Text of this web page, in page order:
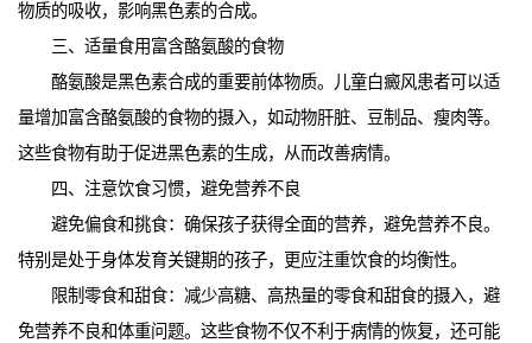
物质的吸收，影响黑色素的合成。
三、适量食用富含酪氨酸的食物
酪氨酸是黑色素合成的重要前体物质。儿童白癜风患者可以适
量增加富含酪氨酸的食物的摄入，如动物肝脏、豆制品、瘦肉等。
这些食物有助于促进黑色素的生成，从而改善病情。
四、注意饮食习惯，避免营养不良
避免偏食和挑食：确保孩子获得全面的营养，避免营养不良。
特别是处于身体发育关键期的孩子，更应注重饮食的均衡性。
限制零食和甜食：减少高糖、高热量的零食和甜食的摄入，避
免营养不良和体重问题。这些食物不仅不利于病情的恢复，还可能